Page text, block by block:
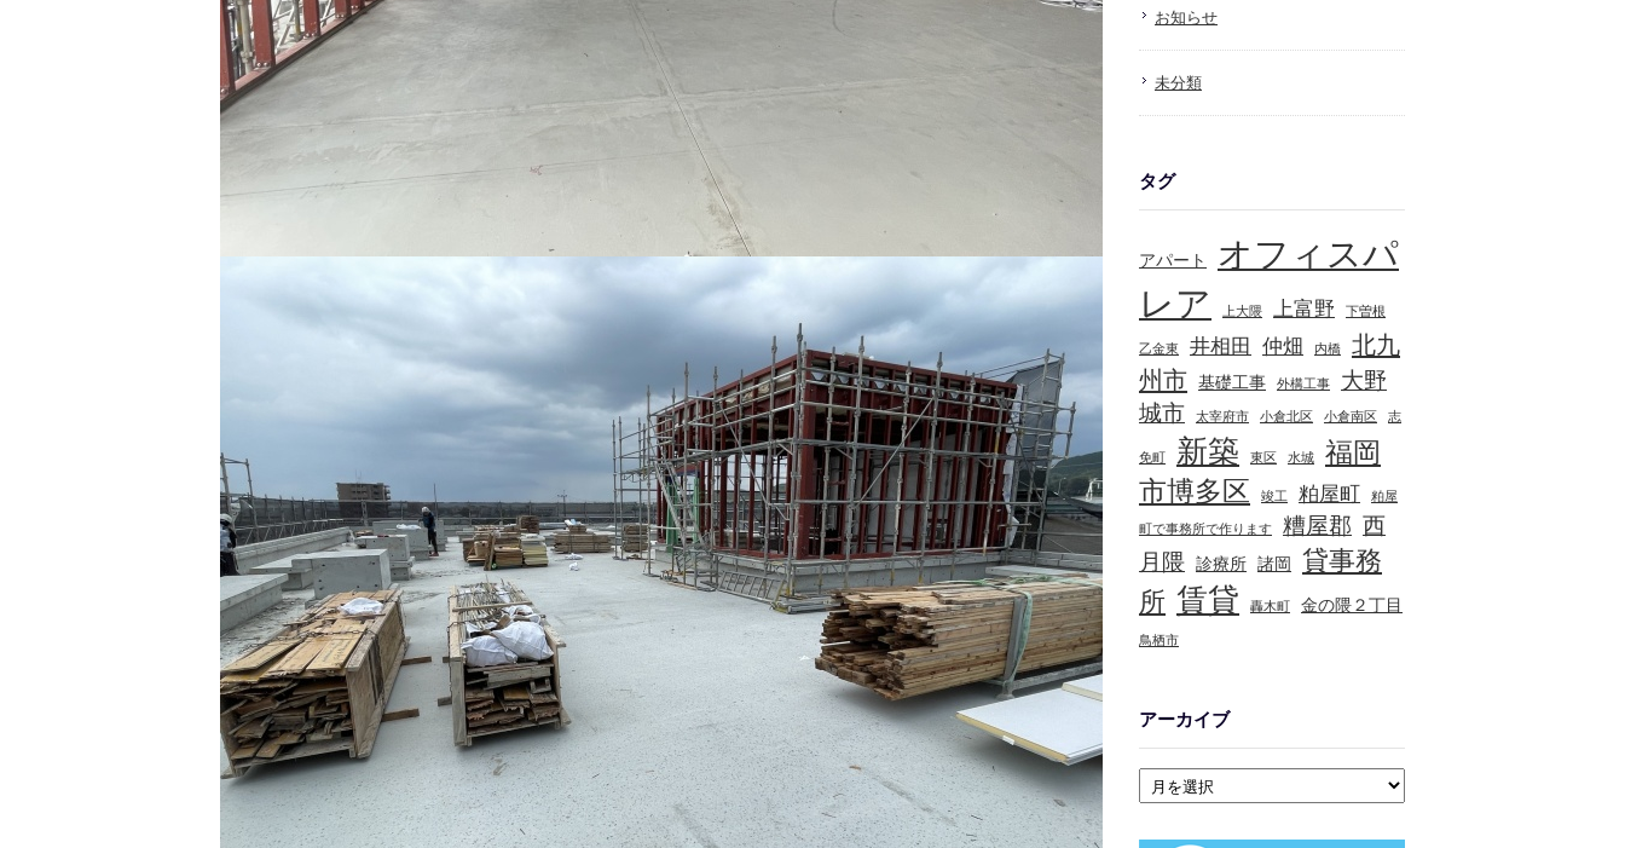
お知らせ
未分類
タグ
アパート
オフィスパ
レア
上大隈 上富野 下曽根
乙金東 井相田 仲畑 内橋
北九
州市 基礎工事 外構工事
大野
城市
太宰府市 小倉北区 小倉南区 志
免町 新築 東区 水城
福岡
市博多区
竣工 粕屋町 粕屋
町で事務所で作ります 糟屋郡 西
月隈 診療所 諸岡
貸事務
所 賃貸 轟木町 金の隈２丁目
鳥栖市
アーカイブ
アーカイブ